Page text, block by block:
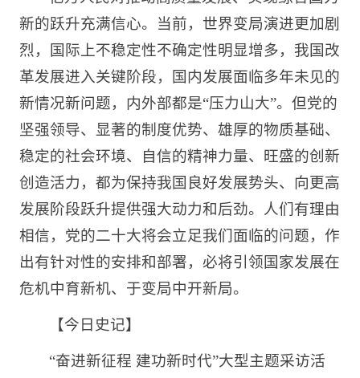
新的跃升充满信心。当前，世界变局演进更加剧
烈，国际上不稳定性不确定性明显增多，我国改
革发展进入关键阶段，国内发展面临多年未见的
新情况新问题，内外部都是“压力山大”。但党的
坚强领导、显著的制度优势、雄厚的物质基础、
稳定的社会环境、自信的精神力量、旺盛的创新
创造活力，都为保持我国良好发展势头、向更高
发展阶段跃升提供强大动力和后劲。人们有理由
相信，党的二十大将会立足我们面临的问题，作
出有针对性的安排和部署，必将引领国家发展在
危机中育新机、于变局中开新局。
【今日史记】
“奋进新征程 建功新时代”大型主题采访活